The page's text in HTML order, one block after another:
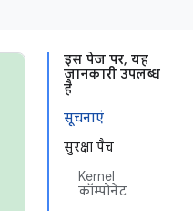
इस पेज पर, यह
जानकारी उपलब्ध
है
सूचनाएं
सुरक्षा पैच
Kernel
कॉम्पोनेंट